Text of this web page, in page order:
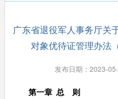
广东省退役军人事务厅关
对象优待证管理办法
发布日期：2023-
第一章 总 则